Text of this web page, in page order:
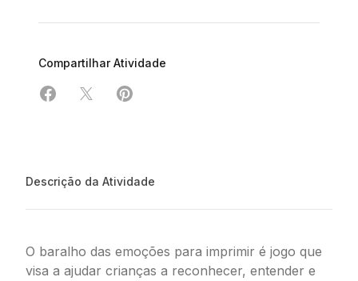
Compartilhar Atividade
Compartilhar em Facebook
Compartilhar em X
Compartilhar em Pinterest
Descrição da Atividade
O baralho das emoções para imprimir é jogo que
visa a ajudar crianças a reconhecer, entender e